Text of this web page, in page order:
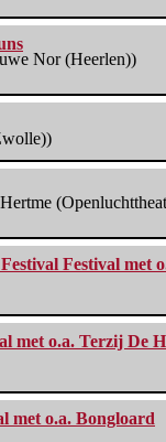
Nor (Heerlen))
Festival met
met o.a. Terzij De
met o.a. Bongloard